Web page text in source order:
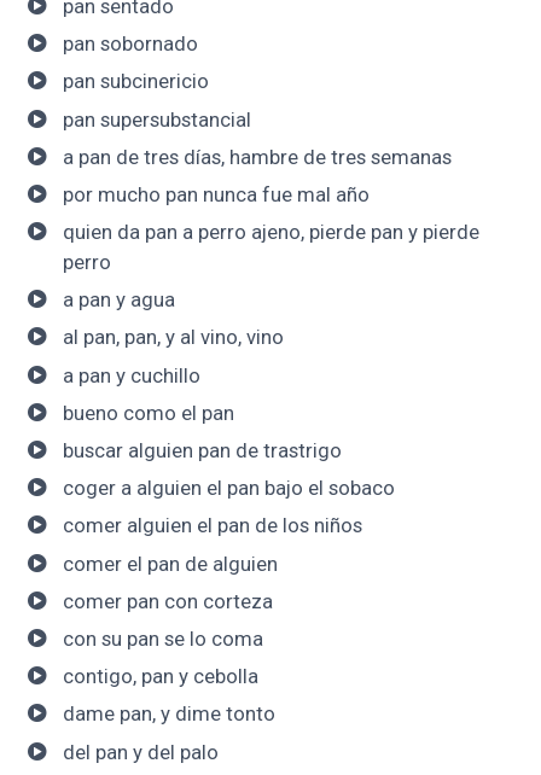
pan sentado
pan sobornado
pan subcinericio
pan supersubstancial
a pan de tres días, hambre de tres semanas
por mucho pan nunca fue mal año
quien da pan a perro ajeno, pierde pan y pierde
perro
a pan y agua
al pan, pan, y al vino, vino
a pan y cuchillo
bueno como el pan
buscar alguien pan de trastrigo
coger a alguien el pan bajo el sobaco
comer alguien el pan de los niños
comer el pan de alguien
comer pan con corteza
con su pan se lo coma
contigo, pan y cebolla
dame pan, y dime tonto
del pan y del palo